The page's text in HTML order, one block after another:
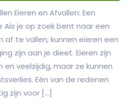
Eieren en Afvallen: Een
je op zoek bent naar een
te vallen, kunnen eieren een
zijn aan je dieet. Eieren zijn
veelzijdig, maar ze kunnen
Eén van de redenen
zijn voor […]